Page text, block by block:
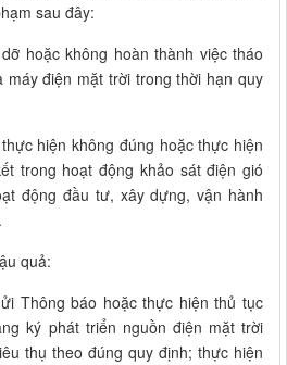
sau đây:
hoặc không hoàn thành việc tháo
máy điện mặt trời trong thời hạn quy
hiện không đúng hoặc thực hiện
trong hoạt động khảo sát điện gió
động đầu tư, xây dựng, vận hành
quả:
Thông báo hoặc thực hiện thủ tục
ký phát triển nguồn điện mặt trời
thụ theo đúng quy định; thực hiện